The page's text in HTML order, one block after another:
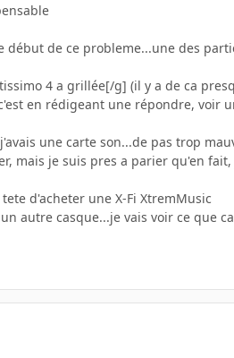
de ce probleme...une des
4 a grillée[/g] (il y a de ca
en rédigeant une répondre, voir
une carte son...de pas trop
mais je suis pres a parier qu'en
d'acheter une X-Fi XtremMusic
autre casque...je vais voir ce que